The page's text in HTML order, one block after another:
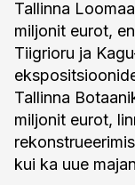
Tallinna
miljonit eurot,
Tiigrioru ja
Tallinna
miljonit eurot,
kui ka uue